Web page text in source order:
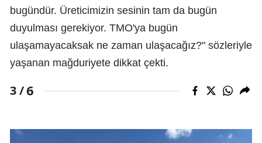
bugündür. Üreticimizin sesinin tam da bugün
duyulması gerekiyor. TMO'ya bugün
ulaşamayacaksak ne zaman ulaşacağız?" sözleriyle
yaşanan mağduriyete dikkat çekti.
3 /6